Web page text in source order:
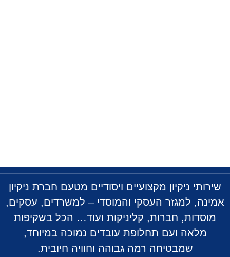
שירותי ניקיון מקצועיים ויסודיים מטעם חברת ניקיון
אמינה, למגזר העסקי והמוסדי – למשרדים, עסקים,
מוסדות, חברות, קליניקות ועוד… הכל בשקיפות
מלאה ועם תחלופת עובדים נמוכה במיוחד,
שמבטיחה רמה גבוהה וחוויה חיובית.